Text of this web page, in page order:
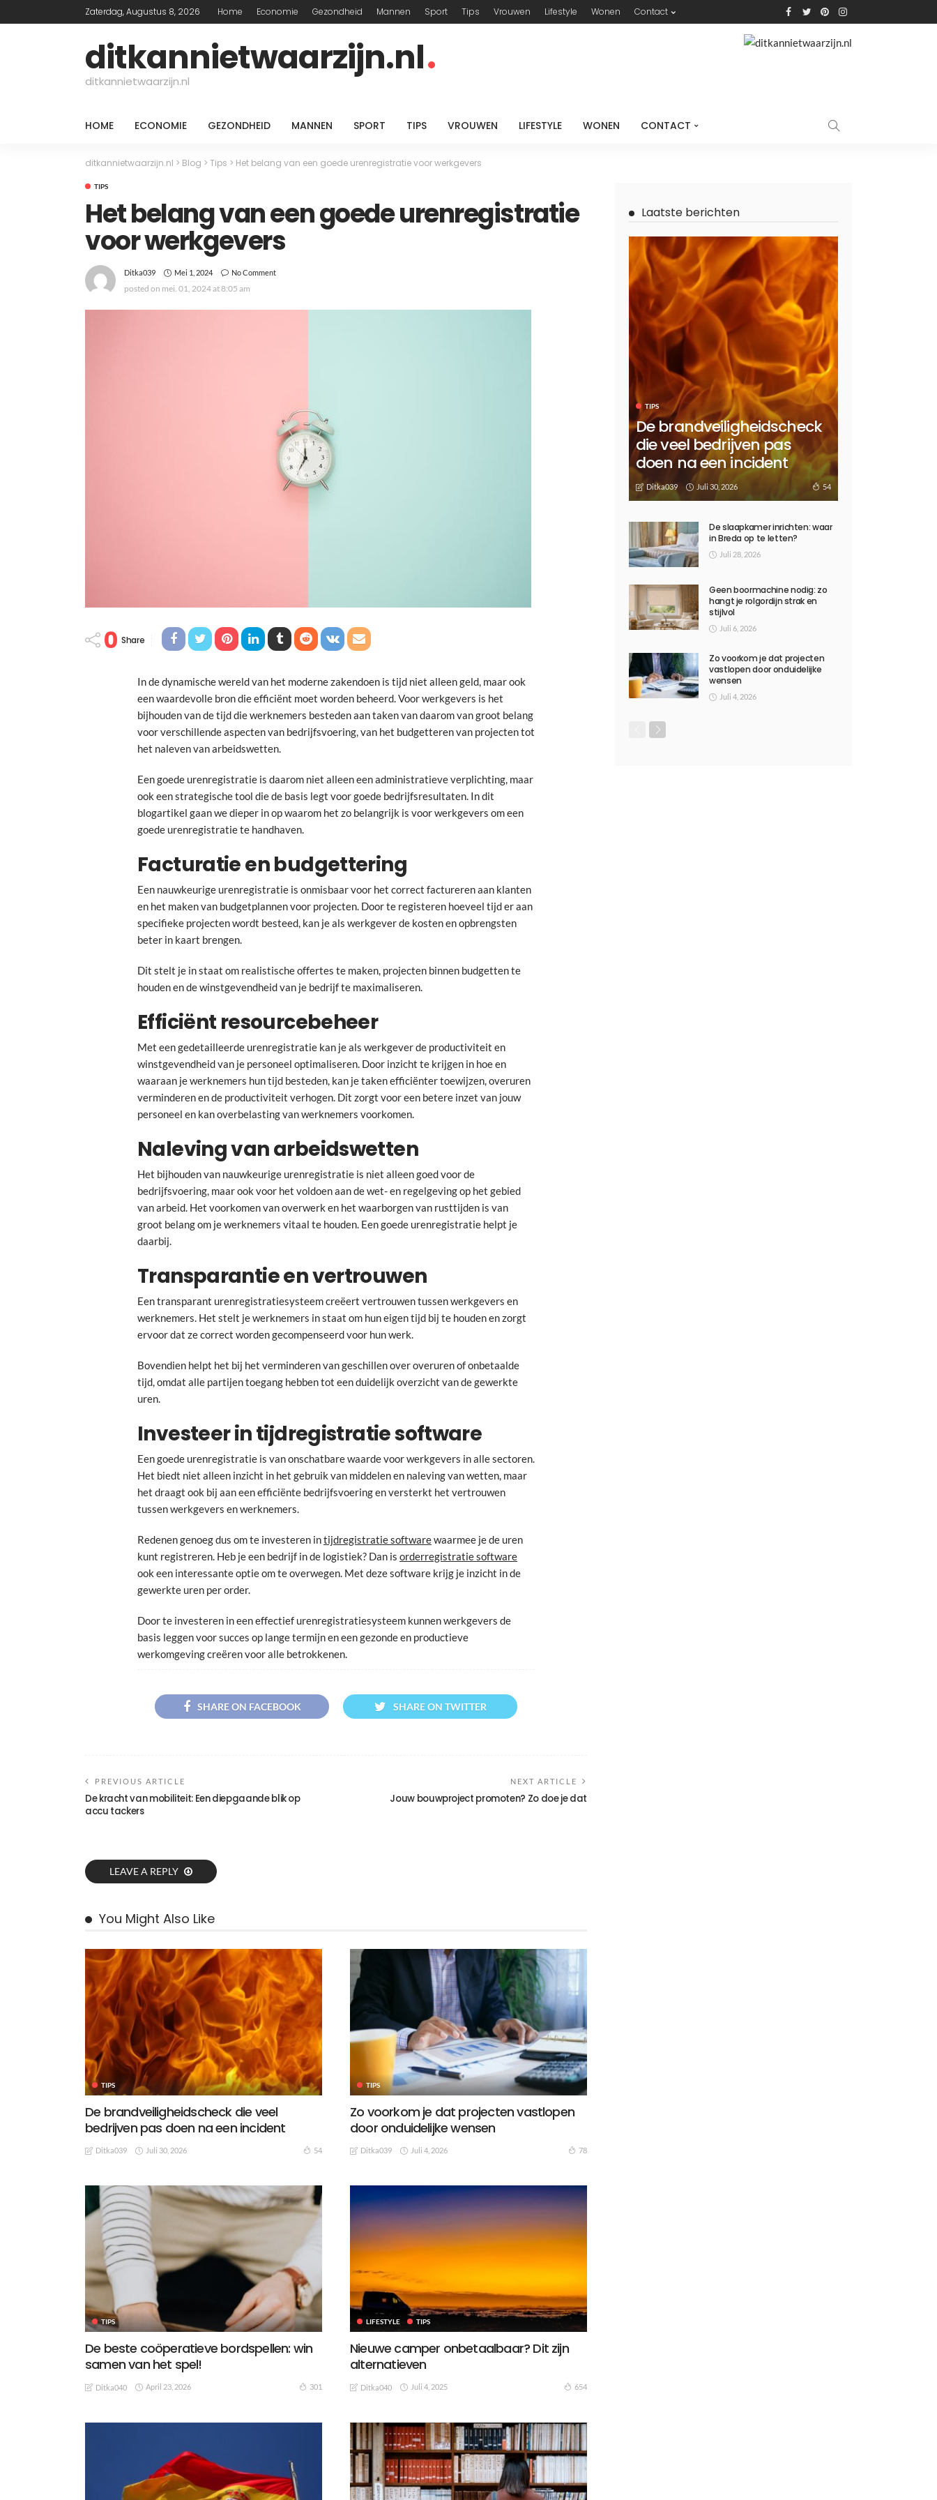
Zaterdag, Augustus 8, 2026 Home Economie Gezondheid Mannen Sport Tips Vrouwen Lifestyle Wonen Contact
ditkannietwaarzijn.nl
ditkannietwaarzijn.nl
HOME ECONOMIE GEZONDHEID MANNEN SPORT TIPS VROUWEN LIFESTYLE WONEN CONTACT
ditkannietwaarzijn.nl > Blog > Tips > Het belang van een goede urenregistratie voor werkgevers
TIPS
Het belang van een goede urenregistratie
voor werkgevers
Ditka039 Mei 1, 2024 No Comment
posted on mei. 01, 2024 at 8:05 am
0 Share
In de dynamische wereld van het moderne zakendoen is tijd niet alleen geld, maar ook
een waardevolle bron die efficiënt moet worden beheerd. Voor werkgevers is het
bijhouden van de tijd die werknemers besteden aan taken van daarom van groot belang
voor verschillende aspecten van bedrijfsvoering, van het budgetteren van projecten tot
het naleven van arbeidswetten.
Een goede urenregistratie is daarom niet alleen een administratieve verplichting, maar
ook een strategische tool die de basis legt voor goede bedrijfsresultaten. In dit
blogartikel gaan we dieper in op waarom het zo belangrijk is voor werkgevers om een
goede urenregistratie te handhaven.
Facturatie en budgettering
Een nauwkeurige urenregistratie is onmisbaar voor het correct factureren aan klanten
en het maken van budgetplannen voor projecten. Door te registeren hoeveel tijd er aan
specifieke projecten wordt besteed, kan je als werkgever de kosten en opbrengsten
beter in kaart brengen.
Dit stelt je in staat om realistische offertes te maken, projecten binnen budgetten te
houden en de winstgevendheid van je bedrijf te maximaliseren.
Efficiënt resourcebeheer
Met een gedetailleerde urenregistratie kan je als werkgever de productiviteit en
winstgevendheid van je personeel optimaliseren. Door inzicht te krijgen in hoe en
waaraan je werknemers hun tijd besteden, kan je taken efficiënter toewijzen, overuren
verminderen en de productiviteit verhogen. Dit zorgt voor een betere inzet van jouw
personeel en kan overbelasting van werknemers voorkomen.
Naleving van arbeidswetten
Het bijhouden van nauwkeurige urenregistratie is niet alleen goed voor de
bedrijfsvoering, maar ook voor het voldoen aan de wet- en regelgeving op het gebied
van arbeid. Het voorkomen van overwerk en het waarborgen van rusttijden is van
groot belang om je werknemers vitaal te houden. Een goede urenregistratie helpt je
daarbij.
Transparantie en vertrouwen
Een transparant urenregistratiesysteem creëert vertrouwen tussen werkgevers en
werknemers. Het stelt je werknemers in staat om hun eigen tijd bij te houden en zorgt
ervoor dat ze correct worden gecompenseerd voor hun werk.
Bovendien helpt het bij het verminderen van geschillen over overuren of onbetaalde
tijd, omdat alle partijen toegang hebben tot een duidelijk overzicht van de gewerkte
uren.
Investeer in tijdregistratie software
Een goede urenregistratie is van onschatbare waarde voor werkgevers in alle sectoren.
Het biedt niet alleen inzicht in het gebruik van middelen en naleving van wetten, maar
het draagt ook bij aan een efficiënte bedrijfsvoering en versterkt het vertrouwen
tussen werkgevers en werknemers.
Redenen genoeg dus om te investeren intijdregistratie softwarewaarmee je de uren
kunt registreren. Heb je een bedrijf in de logistiek? Dan is orderregistratie software
ook een interessante optie om te overwegen. Met deze software krijg je inzicht in de
gewerkte uren per order.
Door te investeren in een effectief urenregistratiesysteem kunnen werkgevers de
basis leggen voor succes op lange termijn en een gezonde en productieve
werkomgeving creëren voor alle betrokkenen.
SHARE ON FACEBOOK SHARE ON TWITTER
PREVIOUS ARTICLE
De kracht van mobiliteit: Een diepgaande blik op
accu tackers
NEXT ARTICLE
Jouw bouwproject promoten? Zo doe je dat
LEAVE A REPLY
You Might Also Like
TIPS
De brandveiligheidscheck die veel
bedrijven pas doen na een incident
Ditka039 Juli 30, 2026 54
TIPS
Zo voorkom je dat projecten vastlopen
door onduidelijke wensen
Ditka039 Juli 4, 2026 78
TIPS
De beste coöperatieve bordspellen: win
samen van het spel!
Ditka040 April 23, 2026 301
LIFESTYLE TIPS
Nieuwe camper onbetaalbaar? Dit zijn
alternatieven
Ditka040 Juli 4, 2025 654
Laatste berichten
TIPS
De brandveiligheidscheck
die veel bedrijven pas
doen na een incident
Ditka039 Juli 30, 2026 54
De slaapkamer inrichten: waar
in Breda op te letten?
Juli 28, 2026
Geen boormachine nodig: zo
hangt je rolgordijn strak en
stijlvol
Juli 6, 2026
Zo voorkom je dat projecten
vastlopen door onduidelijke
wensen
Juli 4, 2026